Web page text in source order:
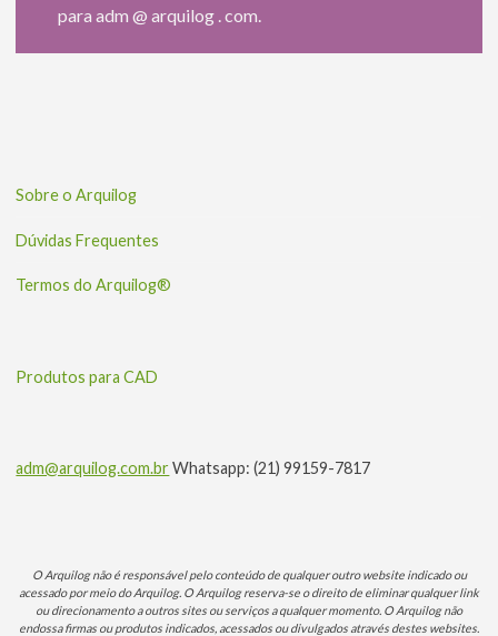
para adm @ arquilog . com.
Sobre o Arquilog
Dúvidas Frequentes
Termos do Arquilog®
Produtos para CAD
adm@arquilog.com.brWhatsapp: (21) 99159-7817
O Arquilog não é responsável pelo conteúdo de qualquer outro website indicado ou
acessado por meio do Arquilog. O Arquilog reserva-se o direito de eliminar qualquer link
ou direcionamento a outros sites ou serviços a qualquer momento. O Arquilog não
endossa firmas ou produtos indicados, acessados ou divulgados através destes websites.